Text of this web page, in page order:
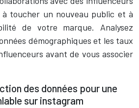
toucher un nouveau public et à
de votre marque. Analysez
démographiques et les taux
avant de vous associer
des données pour une
sur instagram